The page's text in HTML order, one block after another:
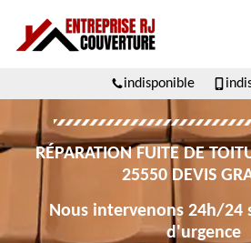
indisponible
RÉPARATION FUITE DE
25550 DEVIS
Nous intervenons 24h/24
d'urgence